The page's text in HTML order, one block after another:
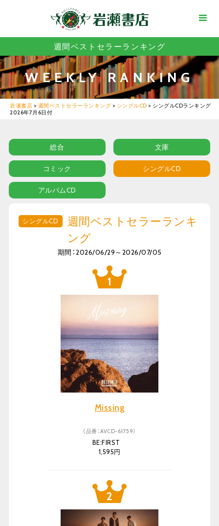
週間ベストセラーランキング
WEEKLY RANKING
岩瀬書店 > 週間ベストセラーランキング > シングルCD > シングルCDランキング
2026年7月6日付
総合 文庫
コミック シングルCD
アルバムCD
シングルCD
週間ベストセラーランキ
ング
期間：2026/06/29～2026/07/05
Missing
（品番：AVCD-61759）
BE:FIRST
1,595円